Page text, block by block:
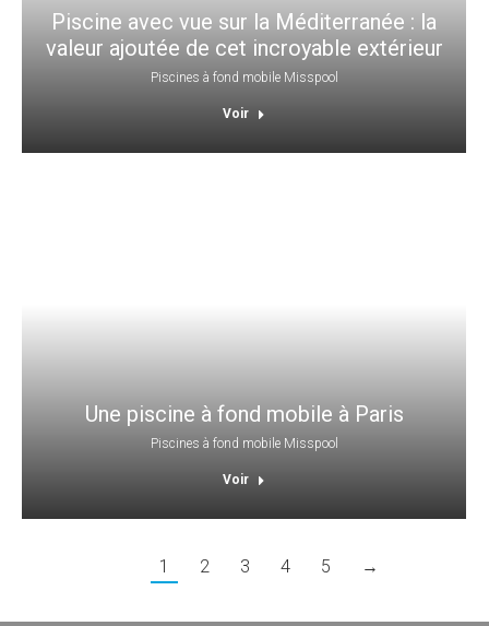
Piscine avec vue sur la Méditerranée : la
valeur ajoutée de cet incroyable extérieur
Piscines à fond mobile Misspool
Voir
Une piscine à fond mobile à Paris
Piscines à fond mobile Misspool
Voir
1 2 3 4 5 →